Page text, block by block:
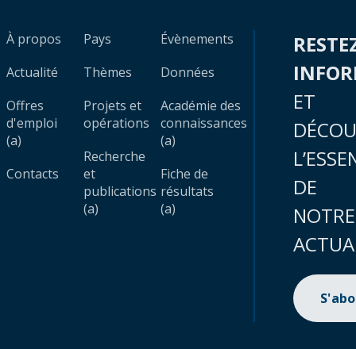
À propos
Actualité
Offres
d'emploi
(a)
Contacts
Pays
Thèmes
Projets et
opérations
Recherche
et
publications
(a)
Évènements
Données
Académie des
connaissances
(a)
Fiche de
résultats
(a)
ET
DE
NOTRE